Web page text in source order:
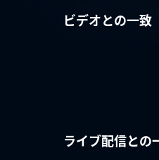
ビデオとの一致
ライブ配信との